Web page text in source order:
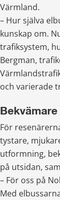
Värmland.
– Hur själva
kunskap om.
trafiksystem,
Bergman,
och varierade
För
tystare,
utformning,
på utsidan,
– För oss på
Med